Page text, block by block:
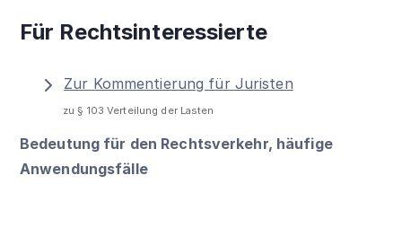
Für Rechtsinteressierte
Zur Kommentierung für Juristen
zu § 103 Verteilung der Lasten
Bedeutung für den Rechtsverkehr, häufige
Anwendungsfälle